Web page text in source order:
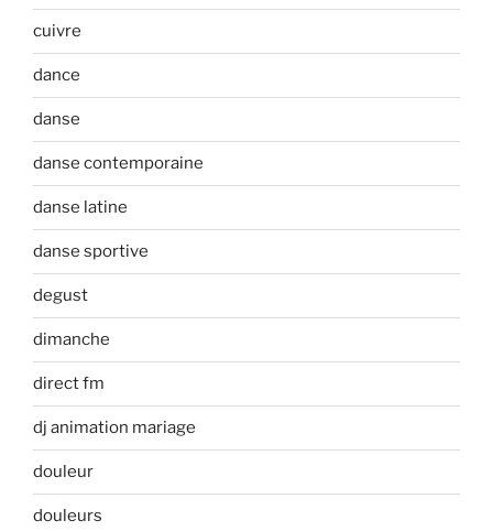
cuivre
dance
danse
danse contemporaine
danse latine
danse sportive
degust
dimanche
direct fm
dj animation mariage
douleur
douleurs